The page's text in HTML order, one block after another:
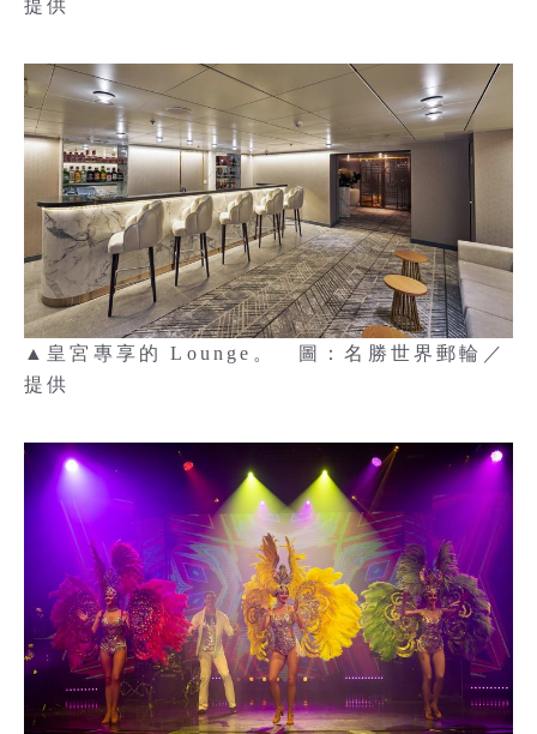
提供
▲皇宮專享的 Lounge。 圖：名勝世界郵輪／
提供